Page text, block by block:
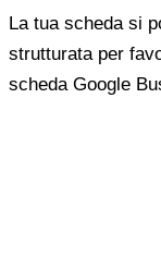
La tua scheda si
strutturata per
scheda Google